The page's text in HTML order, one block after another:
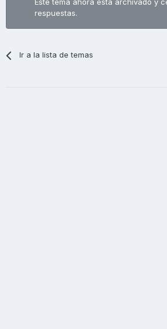
Este tema ahora está archivado y
respuestas.
Ir a la lista de temas